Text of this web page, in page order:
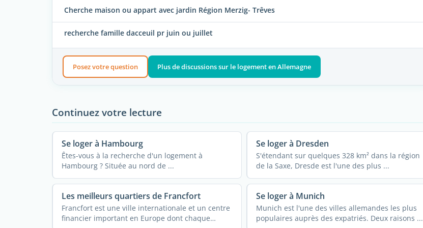
Cherche maison ou appart avec jardin Région Merzig- Trêves
recherche famille dacceuil pr juin ou juillet
Posez votre question Plus de discussions sur le logement en Allemagne
Continuez votre lecture
Se loger à Hambourg
Êtes-vous à la recherche d'un logement à
Hambourg ? Située au nord de ...
Se loger à Dresden
S'étendant sur quelques 328 km² dans la région
de la Saxe, Dresde est l'une des plus ...
Les meilleurs quartiers de Francfort
Francfort est une ville internationale et un centre
financier important en Europe dont chaque
Se loger à Munich
Munich est l'une des villes allemandes les plus
populaires auprès des expatriés. Deux raisons ...